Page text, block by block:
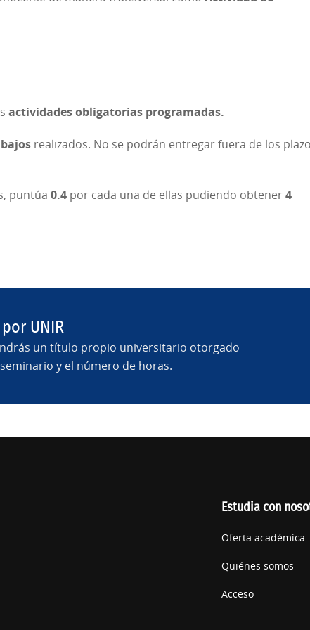
actividades obligatorias programadas.
realizados. No se podrán entregar fuera de los
puntúa 0.4 por cada una de ellas pudiendo obtener 4
UNIR
un título propio universitario otorgado
y el número de horas.
Estudia con
Oferta académica
Quiénes somos
Acceso